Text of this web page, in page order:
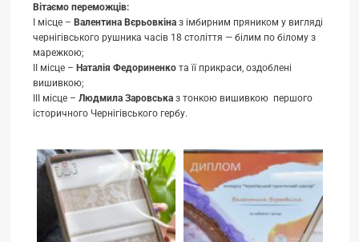
Вітаємо переможців:
І місце – Валентина Вєрьовкіназ імбирним пряником у вигляді
чернігівського рушника часів 18 століття — білим по білому з
марежкою;
ІІ місце – Наталія Федориненкота її прикраси, оздоблені
вишивкою;
ІІІ місце – Людмила Заровськаз тонкою вишивкою першого
історичного Чернігівського гербу.